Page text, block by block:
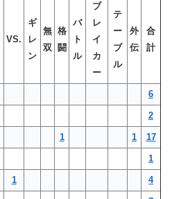
VS.
ギ
レ
ン
無
双
格
闘
バ
ト
ル
ブ
レ
イ
カ
ー
テ
ー
ブ
ル
外
伝
合
計
6
2
1 1 17
1
1 4